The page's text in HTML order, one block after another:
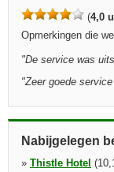
(4,0
Opmerkingen die
"De service was
"Zeer goede
Nabijgelegen
» Thistle Hotel